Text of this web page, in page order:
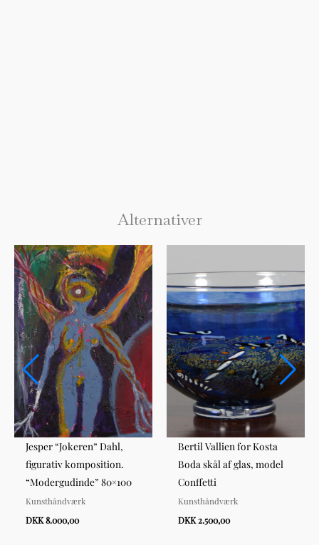
Alternativer
Jesper “Jokeren” Dahl,
figurativ komposition.
“Modergudinde” 80×100
Kunsthåndværk
DKK 8.000,00
Bertil Vallien for Kosta
Boda skål af glas, model
Conffetti
Kunsthåndværk
DKK 2.500,00